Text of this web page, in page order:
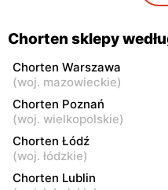
Chorten
Warszawa, ul. Franciszka
Żymirskiego 7/168u
Warszawa, ul. Siennicka
6/18
Chorten
Warszawa, ul. Igańska
Chorten sklepy
Chorten Warszawa
(woj. mazowieckie)
Chorten Poznań
(woj. wielkopolskie)
Chorten Łódź
(woj. łódzkie)
Chorten Lublin